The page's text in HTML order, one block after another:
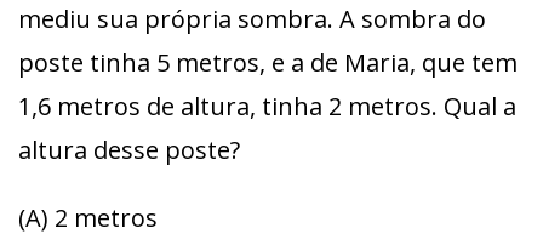
mediu sua própria sombra. A sombra do
poste tinha 5 metros, e a de Maria, que tem
1,6 metros de altura, tinha 2 metros. Qual a
altura desse poste?
(A) 2 metros